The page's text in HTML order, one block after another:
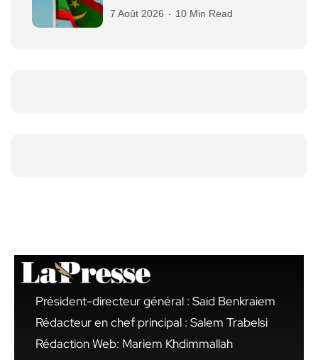
7 Août 2026 10 Min Read
Président-directeur général : Said Benkraiem
Rédacteur en chef principal : Salem Trabelsi
Rédaction Web: Mariem Khdimmallah